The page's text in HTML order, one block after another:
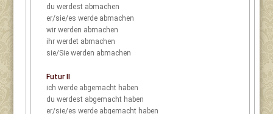
du werdest abmachen
er/sie/es werde abmachen
wir werden abmachen
ihr werdet abmachen
sie/Sie werden abmachen
Futur II
ich
werde abgemacht haben
du
werdest abgemacht haben
er/sie/es
werde abgemacht haben